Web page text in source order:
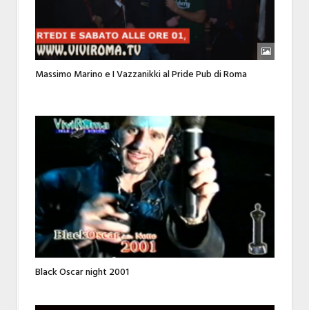
Massimo Marino e I Vazzanikki al Pride Pub di Roma
Black Oscar night 2001